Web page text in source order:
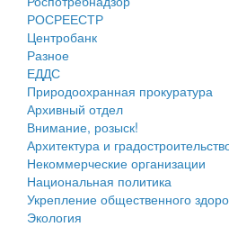
Городское поселение
Сельские поселения
РОСРЕЕСТР
Центробанк
Разное
ЕДДС
Природоохранная прокуратура
Архивный отдел
Внимание, розыск!
Архитектура и
Некоммерческие организации
Национальная политика
Укрепление общественного
Экология